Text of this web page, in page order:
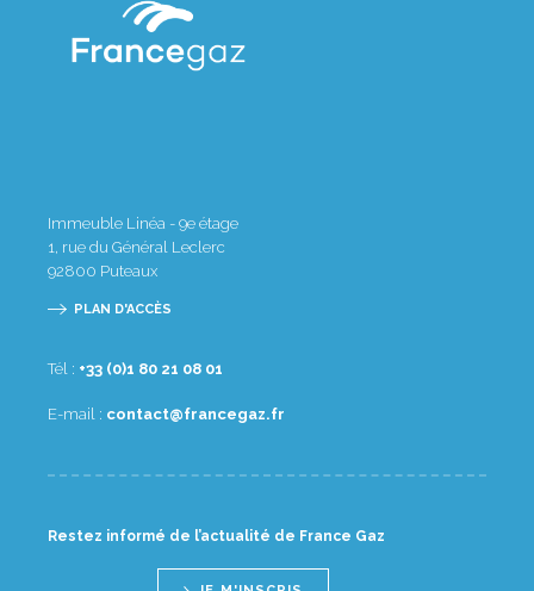
Immeuble Linéa - 9e étage
1, rue du Général Leclerc
92800 Puteaux
PLAN D'ACCÈS
Tél : 10 80 12 08 1(0) 33+
E-mail : rf.zagecnarf@tcatnoc
Restez informé de l’actualité de France Gaz